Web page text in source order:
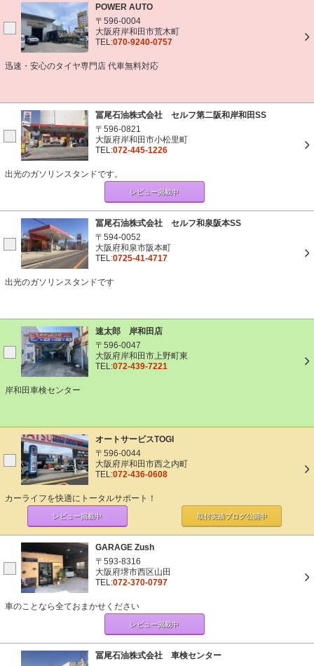
POWER AUTO
〒596-0004
大阪府岸和田市荒木町
TEL:070-9240-0757
迅速・安心のタイヤ専門店 代車無料対応
冨尾石油株式会社 セルフ第二阪和岸和田SS
〒596-0821
大阪府岸和田市小松里町
TEL:072-445-1226
出光のガソリンスタンドです。
レビュー掲載中
冨尾石油株式会社 セルフ和泉阪本SS
〒594-0052
大阪府和泉市阪本町
TEL:0725-41-4717
出光のガソリンスタンドです
速太郎 岸和田店
〒596-0047
大阪府岸和田市上野町東
TEL:072-439-7221
岸和田車検センター
オートサービスTOGI
〒596-0044
大阪府岸和田市西之内町
TEL:072-436-0608
カーライフを快適にトータルサポート！
レビュー掲載中 取付実績ブログ公開中
GARAGE Zush
〒593-8316
大阪府堺市西区山田
TEL:072-370-0797
車のことなら全ておまかせください
レビュー掲載中
冨尾石油株式会社 車検センター